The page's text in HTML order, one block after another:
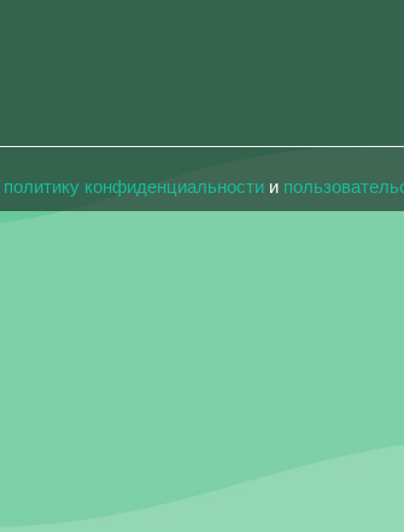
политику конфиденциальности и